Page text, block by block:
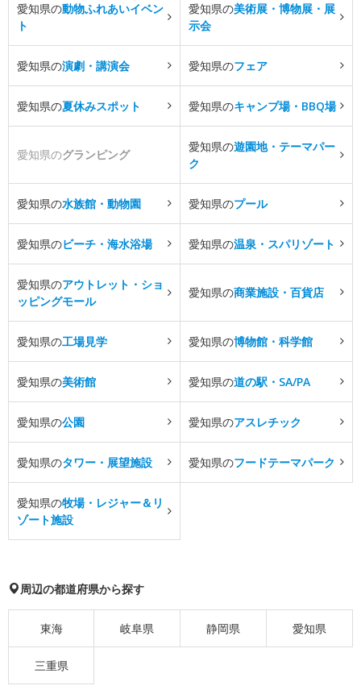
愛知県の動物ふれあいイベン
ト
愛知県の美術展・博物展・展
示会
愛知県の演劇・講演会 愛知県のフェア
愛知県の夏休みスポット 愛知県のキャンプ場・BBQ場
愛知県のグランピング
愛知県の遊園地・テーマパー
ク
愛知県の水族館・動物園 愛知県のプール
愛知県のビーチ・海水浴場 愛知県の温泉・スパリゾート
愛知県のアウトレット・ショ
ッピングモール
愛知県の商業施設・百貨店
愛知県の工場見学 愛知県の博物館・科学館
愛知県の美術館 愛知県の道の駅・SA/PA
愛知県の公園 愛知県のアスレチック
愛知県のタワー・展望施設 愛知県のフードテーマパーク
愛知県の牧場・レジャー＆リ
ゾート施設
周辺の都道府県から探す
東海 岐阜県 静岡県 愛知県
三重県